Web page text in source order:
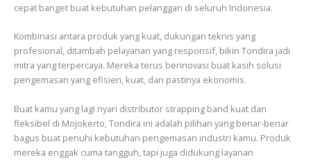
cepat banget buat kebutuhan pelanggan di seluruh Indonesia.
Kombinasi antara produk yang kuat, dukungan teknis yang
profesional, ditambah pelayanan yang responsif, bikin Tondira jadi
mitra yang terpercaya. Mereka terus berinovasi buat kasih solusi
pengemasan yang efisien, kuat, dan pastinya ekonomis.
Buat kamu yang lagi nyari distributor strapping band kuat dan
fleksibel di Mojokerto, Tondira ini adalah pilihan yang benar-benar
bagus buat penuhi kebutuhan pengemasan industri kamu. Produk
mereka enggak cuma tangguh, tapi juga didukung layanan